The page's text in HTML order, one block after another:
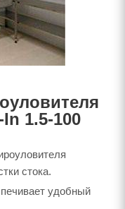
1.5-100
стока.
удобный